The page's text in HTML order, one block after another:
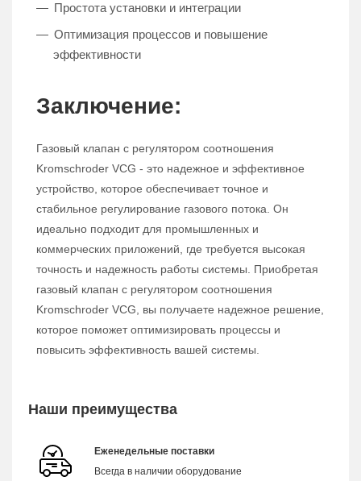
Простота установки и интеграции
Оптимизация процессов и повышение
эффективности
Заключение:
Газовый клапан с регулятором соотношения
Kromschroder VCG - это надежное и эффективное
устройство, которое обеспечивает точное и
стабильное регулирование газового потока. Он
идеально подходит для промышленных и
коммерческих приложений, где требуется высокая
точность и надежность работы системы. Приобретая
газовый клапан с регулятором соотношения
Kromschroder VCG, вы получаете надежное решение,
которое поможет оптимизировать процессы и
повысить эффективность вашей системы.
Наши преимущества
Еженедельные поставки
Всегда в наличии оборудование